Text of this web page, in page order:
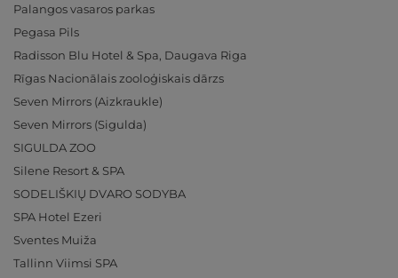
Palangos vasaros parkas
Pegasa Pils
Radisson Blu Hotel & Spa, Daugava Riga
Rīgas Nacionālais zooloģiskais dārzs
Seven Mirrors (Aizkraukle)
Seven Mirrors (Sigulda)
SIGULDA ZOO
Silene Resort & SPA
SODELIŠKIŲ DVARO SODYBA
SPA Hotel Ezeri
Sventes Muiža
Tallinn Viimsi SPA